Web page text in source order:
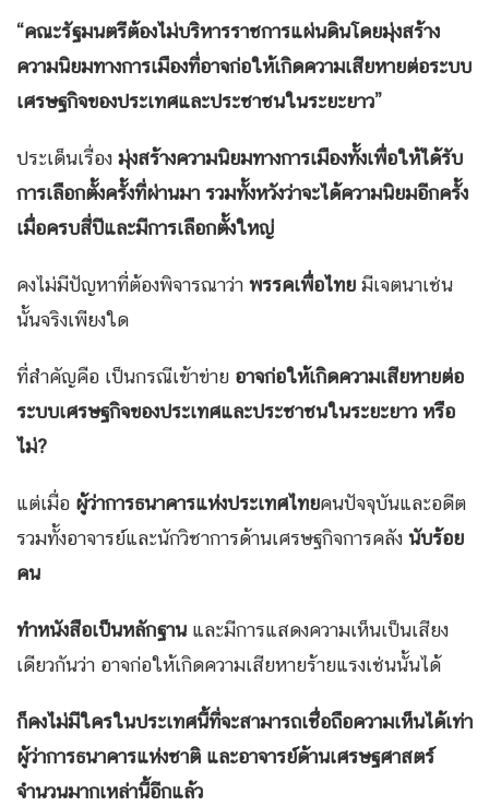
“คณะรัฐมนตรีต้องไม่บริหารราชการแผ่นดินโดยมุ่งสร้าง
ความนิยมทางการเมืองที่อาจก่อให้เกิดความเสียหายต่อระบบ
เศรษฐกิจของประเทศและประชาชนในระยะยาว”
ประเด็นเรื่อง มุ่งสร้างความนิยมทางการเมืองทั้งเพื่อให้ได้รับ
การเลือกตั้งครั้งที่ผ่านมา รวมทั้งหวังว่าจะได้ความนิยมอีกครั้ง
เมื่อครบสี่ปีและมีการเลือกตั้งใหญ่
คงไม่มีปัญหาที่ต้องพิจารณาว่า พรรคเพื่อไทย มีเจตนาเช่น
นั้นจริงเพียงใด
ที่สำคัญคือ เป็นกรณีเข้าข่าย อาจก่อให้เกิดความเสียหายต่อ
ระบบเศรษฐกิจของประเทศและประชาชนในระยะยาว หรือ
ไม่?
แต่เมื่อ ผู้ว่าการธนาคารแห่งประเทศไทยคนปัจจุบันและอดีต
รวมทั้งอาจารย์และนักวิชาการด้านเศรษฐกิจการคลัง นับร้อย
คน
ทำหนังสือเป็นหลักฐาน และมีการแสดงความเห็นเป็นเสียง
เดียวกันว่า อาจก่อให้เกิดความเสียหายร้ายแรงเช่นนั้นได้
ก็คงไม่มีใครในประเทศนี้ที่จะสามารถเชื่อถือความเห็นได้เท่า
ผู้ว่าการธนาคารแห่งชาติ และอาจารย์ด้านเศรษฐศาสตร์
จำนวนมากเหล่านี้อีกแล้ว